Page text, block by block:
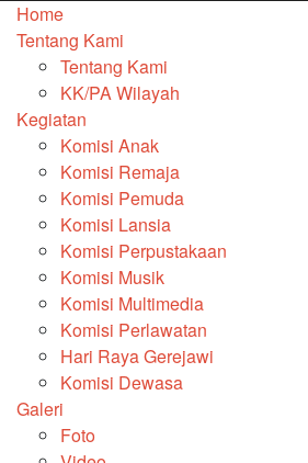
Home
Tentang Kami
Tentang Kami
KK/PA Wilayah
Kegiatan
Komisi Anak
Komisi Remaja
Komisi Pemuda
Komisi Lansia
Komisi Perpustakaan
Komisi Musik
Komisi Multimedia
Komisi Perlawatan
Hari Raya Gerejawi
Komisi Dewasa
Galeri
Foto